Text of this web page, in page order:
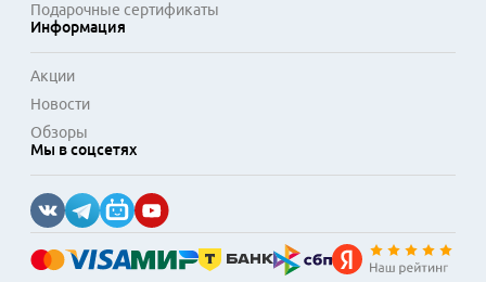
Подарочные сертификаты
Информация
Акции
Новости
Обзоры
Мы в соцсетях